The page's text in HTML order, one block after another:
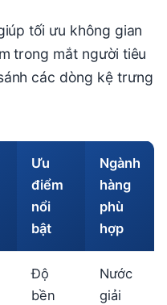
tối ưu không gian
trong mắt người tiêu
các dòng kệ trưng
Ưu
điểm
nổi
bật
Ngành
hàng
phù
hợp
Độ
bền
Nước
giải